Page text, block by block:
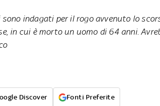
sono indagati per il rogo avvenuto lo
in cui è morto un uomo di 64 anni.
Discover Fonti Preferite